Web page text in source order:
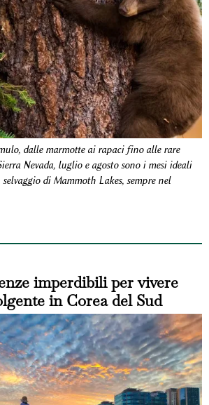
dalle marmotte ai rapaci fino alle rare
Nevada, luglio e agosto sono i mesi ideali
di Mammoth Lakes, sempre nel
imperdibili per vivere
in Corea del Sud